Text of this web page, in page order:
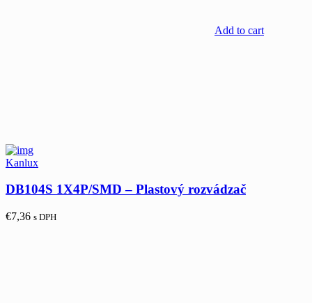
Add to cart
Kanlux
DB104S 1X4P/SMD – Plastový rozvádzač
€7,36 s DPH